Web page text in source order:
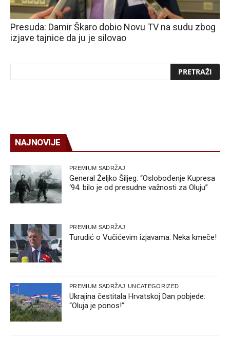
Presuda: Damir Škaro dobio Novu TV na sudu zbog
izjave tajnice da ju je silovao
NAJNOVIJE
PREMIUM SADRŽAJ
General Željko Šiljeg: “Oslobođenje Kupresa
‘94. bilo je od presudne važnosti za Oluju”
PREMIUM SADRŽAJ
Turudić o Vučićevim izjavama: Neka kmeče!
PREMIUM SADRŽAJ UNCATEGORIZED
Ukrajina čestitala Hrvatskoj Dan pobjede:
“Oluja je ponos!”